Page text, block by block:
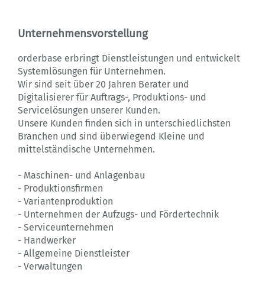
Unternehmensvorstellung
orderbase erbringt Dienstleistungen und entwickelt
Systemlösungen für Unternehmen.
Wir sind seit über 20 Jahren Berater und
Digitalisierer für Auftrags-, Produktions- und
Servicelösungen unserer Kunden.
Unsere Kunden finden sich in unterschiedlichsten
Branchen und sind überwiegend Kleine und
mittelständische Unternehmen.
- Maschinen- und Anlagenbau
- Produktionsfirmen
- Variantenproduktion
- Unternehmen der Aufzugs- und Fördertechnik
- Serviceunternehmen
- Handwerker
- Allgemeine Dienstleister
- Verwaltungen